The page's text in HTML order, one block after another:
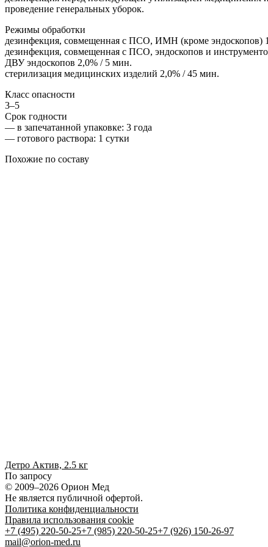
проведение генеральных уборок.
Режимы обработки
дезинфекция, совмещенная с ПСО, ИМН (кроме эндоскопов)
дезинфекция, совмещенная с ПСО, эндоскопов и
ДВУ эндоскопов 2,0% / 5 мин.
стерилизация медицинских изделий 2,0% / 45 мин.
Класс опасности
3–5
Срок годности
— в запечатанной упаковке: 3 года
— готового раствора: 1 сутки
Похожие по составу
Детро Актив, 2.5 кг
По запросу
© 2009–2026 Орион Мед
Не является публичной офертой.
Политика конфиденциальности
Правила использования cookie
+7 (495) 220-50-25+7 (985) 220-50-25+7 (926) 150-26-97
mail@orion-med.ru